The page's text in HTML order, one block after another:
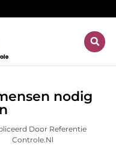
nodig
Door Referentie
Controle.nl